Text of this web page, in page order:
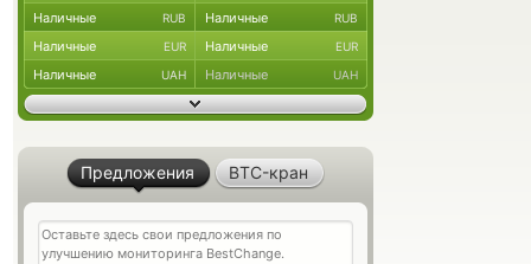
Наличные RUB Наличные RUB
Наличные EUR Наличные EUR
Наличные UAH Наличные UAH
Предложения BTC-кран